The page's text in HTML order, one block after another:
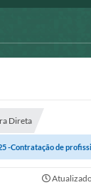
Direta
-Contratação de